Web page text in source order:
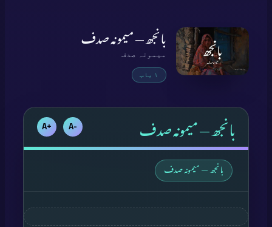
بانجھ — میمونہ صدف
میمونہ صدف
۱ باب
بانجھ — میمونہ صدف -A
+A
بانجھ — میمونہ صدف